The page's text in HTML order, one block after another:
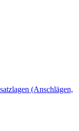
(Anschlägen,